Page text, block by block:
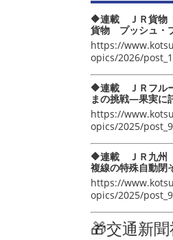
🔶連載 ＪＲ貨物
貨物 プッシュ・
https://
opics/2026/
🔶連載 ＪＲフル
まの挑戦―果実に
https://
opics/2025/
🔶連載 ＪＲ九州
複線の特殊自動閉
https://
opics/2025/
🎁交通新